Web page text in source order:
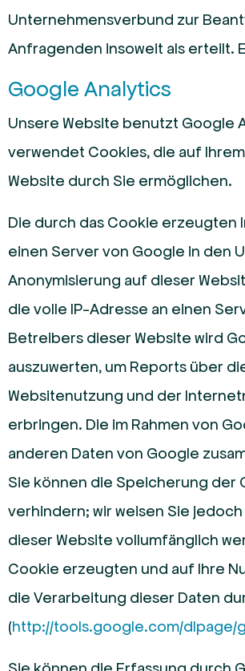
Unternehmensverbund zur
Anfragenden insoweit als erteilt.
Google Analytics
Unsere Website benutzt Google
verwendet Cookies, die auf
Website durch Sie ermöglichen.
Die durch das Cookie erzeugten
einen Server von Google in den
Anonymisierung auf dieser
die volle IP-Adresse an einen
Betreibers dieser Website wird
auszuwerten, um Reports über
Websitenutzung und der
erbringen. Die im Rahmen von
anderen Daten von Google
Sie können die Speicherung der
verhindern; wir weisen Sie
dieser Website vollumfänglich
Cookie erzeugten und auf Ihre
die Verarbeitung dieser Daten
(http://tools.google.com/dlpage/